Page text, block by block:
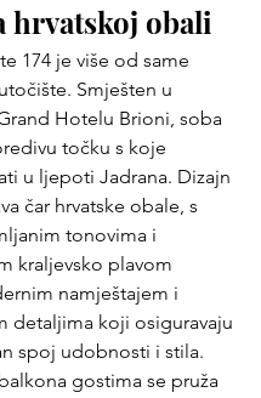
hrvatskoj obali
174 je više od same
Smješten u
Hotelu Brioni, soba
točku s koje
​​u ljepoti Jadrana. Dizajn
čar hrvatske obale, s
tonovima i
kraljevsko plavom
namještajem i
detaljima koji osiguravaju
spoj udobnosti i stila.
gostima se pruža